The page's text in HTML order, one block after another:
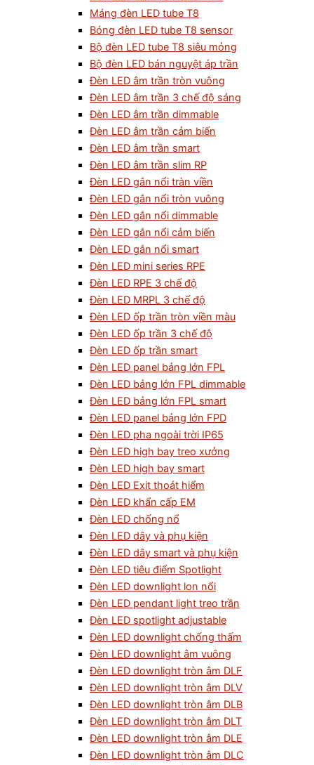
Máng đèn LED tube T8
Bóng đèn LED tube T8 sensor
Bộ đèn LED tube T8 siêu mỏng
Bộ đèn LED bán nguyệt áp trần
Đèn LED âm trần tròn vuông
Đèn LED âm trần 3 chế độ sáng
Đèn LED âm trần dimmable
Đèn LED âm trần cảm biến
Đèn LED âm trần smart
Đèn LED âm trần slim RP
Đèn LED gắn nổi tràn viền
Đèn LED gắn nổi tròn vuông
Đèn LED gắn nổi dimmable
Đèn LED gắn nổi cảm biến
Đèn LED gắn nổi smart
Đèn LED mini series RPE
Đèn LED RPE 3 chế độ
Đèn LED MRPL 3 chế độ
Đèn LED ốp trần tròn viền màu
Đèn LED ốp trần 3 chế độ
Đèn LED ốp trần smart
Đèn LED panel bảng lớn FPL
Đèn LED bảng lớn FPL dimmable
Đèn LED bảng lớn FPL smart
Đèn LED panel bảng lớn FPD
Đèn LED pha ngoài trời IP65
Đèn LED high bay treo xưởng
Đèn LED high bay smart
Đèn LED Exit thoát hiểm
Đèn LED khẩn cấp EM
Đèn LED chống nổ
Đèn LED dây và phụ kiện
Đèn LED dây smart và phụ kiện
Đèn LED tiêu điểm Spotlight
Đèn LED downlight lon nổi
Đèn LED pendant light treo trần
Đèn LED spotlight adjustable
Đèn LED downlight chống thấm
Đèn LED downlight âm vuông
Đèn LED downlight tròn âm DLF
Đèn LED downlight tròn âm DLV
Đèn LED downlight tròn âm DLB
Đèn LED downlight tròn âm DLT
Đèn LED downlight tròn âm DLE
Đèn LED downlight tròn âm DLC